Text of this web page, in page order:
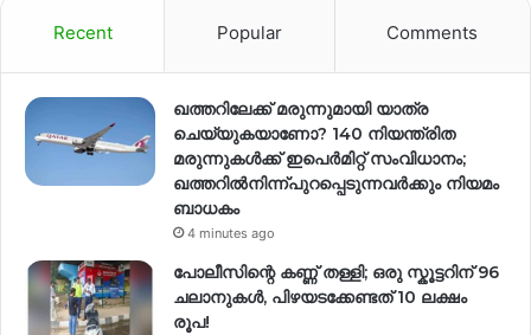
Recent Popular Comments
ഖത്തറിലേക്ക് മരുന്നുമായി യാത്ര
ചെയ്യുകയാണോ? 140 നിയന്ത്രിത
മരുന്നുകൾക്ക് ഇപെർമിറ്റ് സംവിധാനം;
ഖത്തറിൽനിന്ന്പുറപ്പെടുന്നവർക്കും നിയമം
ബാധകം
4 minutes ago
പോലീസിന്റെ കണ്ണ് തള്ളി; ഒരു സ്കൂട്ടറിന് 96
ചലാനുകൾ, പിഴയടക്കേണ്ടത് 10 ലക്ഷം
രൂപ!